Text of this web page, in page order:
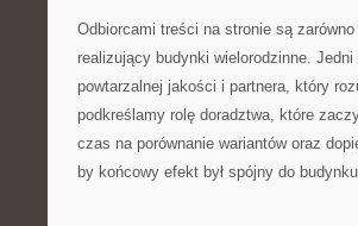
Odbiorcami treści na stronie są
realizujący budynki wielorodzinne.
powtarzalnej jakości i partnera, który
podkreślamy rolę doradztwa, które
czas na porównanie wariantów oraz
by końcowy efekt był spójny do